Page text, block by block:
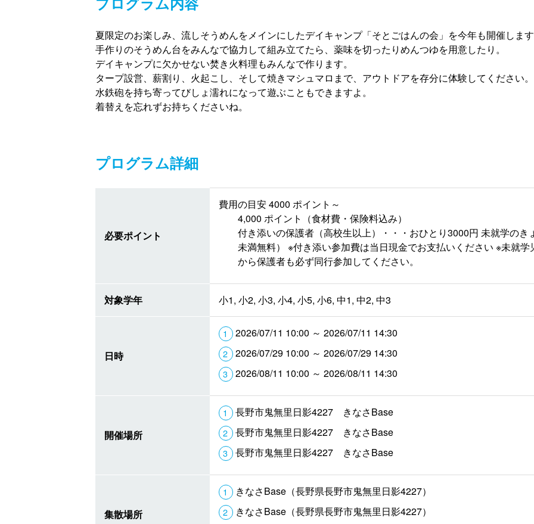
夏限定のお楽しみ、流しそうめんをメインにしたデイキャンプ「そとごはんの会」を今年も開催しま
手作りのそうめん台をみんなで協力して組み立てたら、薬味を切ったりめんつゆを用意したり。
デイキャンプに欠かせない焚き火料理もみんなで作ります。
タープ設営、薪割り、火起こし、そして焼きマシュマロまで、アウトドアを存分に体験してください。
水鉄砲を持ち寄ってびしょ濡れになって遊ぶこともできますよ。
着替えを忘れずお持ちくださいね。
プログラム詳細
必要ポイント
費用の目安 4000 ポイント～
4,000 ポイント（食材費・保険料込み）
付き添いの保護者（高校生以上）・・・おひとり3000円 未就学の
未満無料） ※付き添い参加費は当日現金でお支払いください ※未就
から保護者も必ず同行参加してください。
対象学年 小1, 小2, 小3, 小4, 小5, 小6, 中1, 中2, 中3
日時
2026/07/11 10:00 ～ 2026/07/11 14:30
2026/07/29 10:00 ～ 2026/07/29 14:30
2026/08/11 10:00 ～ 2026/08/11 14:30
開催場所
長野市鬼無里日影4227 きなさBase
長野市鬼無里日影4227 きなさBase
長野市鬼無里日影4227 きなさBase
集散場所
きなさBase（長野県長野市鬼無里日影4227）
きなさBase（長野県長野市鬼無里日影4227）